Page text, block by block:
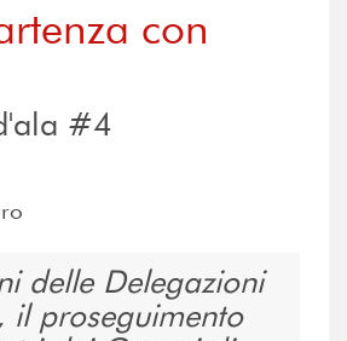
con
#4
delle Delegazioni
il proseguimento